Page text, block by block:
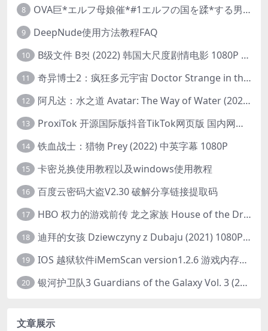
8 OVA巨*エルフ母娘催*#1エルフの国を蹂*する男。汚された女王と姫
9 DeepNude使用方法教程FAQ
10 B级文件 B컷 (2022) 韩国大尺度剧情电影 1080P 中字
11 奇异博士2：疯狂多元宇宙 Doctor Strange in the Multiverse of Madness (2022) 高清版1080p
12 阿凡达：水之道 Avatar: The Way of Water (2022) 1080p 2k 4k 中文字幕
13 ProxiTok 开源国际版抖音TikTok网页版 国内网络直连
14 铁血战士：猎物 Prey (2022) 中英字幕 1080P
15 卡密兑换使用教程以及windows使用教程
16 百度云密码大盗V2.30 破解分享链接提取码
17 HBO 权力的游戏前传 龙之家族 House of the Dragon (2022) 中字 1080P 更新4集
18 迪拜的女孩 Dziewczyny z Dubaju (2021) 1080P 中字
19 IOS 越狱软件iMemScan version1.2.6 游戏内存修改器
20 银河护卫队3 Guardians of the Galaxy Vol. 3 (2023)4K高清资源1080p只分享精品
文章展示